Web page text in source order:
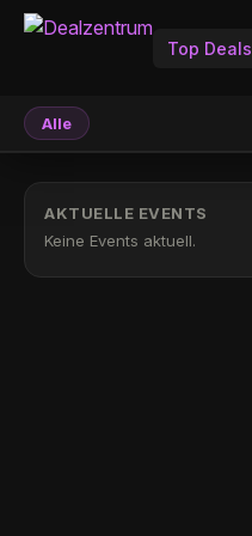
Top Deals
Alle
AKTUELLE EVENTS
Keine Events aktuell.